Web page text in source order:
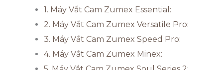
1. Máy Vắt Cam Zumex Essential:
2. Máy Vắt Cam Zumex Versatile Pro:
3. Máy Vắt Cam Zumex Speed Pro:
4. Máy Vắt Cam Zumex Minex: